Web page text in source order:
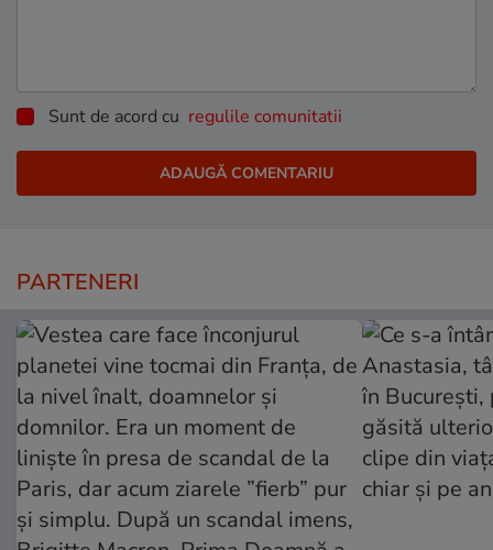
Sunt de acord cu regulile comunitatii
PARTENERI